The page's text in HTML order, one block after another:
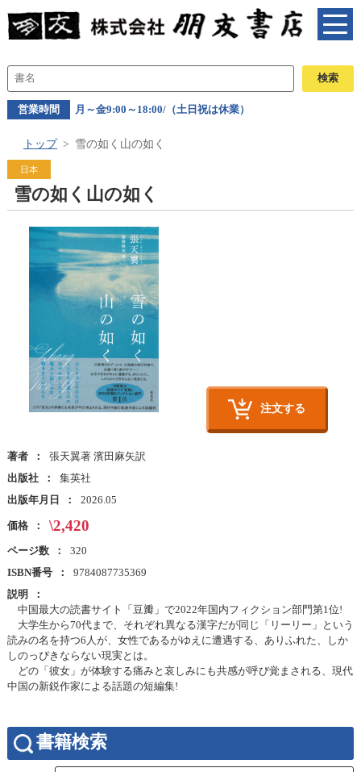
営業時間 月～金9:00～18:00/（土日祝は休業）
トップ 雪の如く山の如く
日本
雪の如く山の如く
注文する
著者
張天翼著 濱田麻矢訳
出版社
集英社
出版年月日
2026.05
価格 \2,420
ページ数
320
ISBN番号
9784087735369
説明
中国最大の読書サイト「豆瓣」で2022年国内フィクション部門第1位!
大学生から70代まで、それぞれ異なる漢字だが同じ「リーリー」という
読みの名を持つ6人が、女性であるがゆえに遭遇する、ありふれた、しか
しのっぴきならない現実とは。
どの「彼女」が体験する痛みと哀しみにも共感が呼び覚まされる、現代
中国の新鋭作家による話題の短編集!
書籍検索